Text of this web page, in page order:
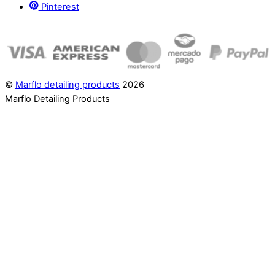
Pinterest
© Marflo detailing products 2026
Marflo Detailing Products